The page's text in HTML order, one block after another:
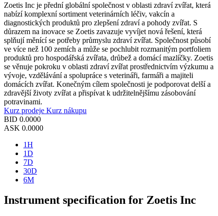
Zoetis Inc je přední globální společnost v oblasti zdraví zvířat, která
nabízí komplexní sortiment veterinárních léčiv, vakcín a
diagnostických produktů pro zlepšení zdraví a pohody zvířat. S
důrazem na inovace se Zoetis zavazuje vyvíjet nová řešení, která
splňují měnící se potřeby průmyslu zdraví zvířat. Společnost působí
ve více než 100 zemích a může se pochlubit rozmanitým portfoliem
produktů pro hospodářská zvířata, drůbež a domácí mazlíčky. Zoetis
se věnuje pokroku v oblasti zdraví zvířat prostřednictvím výzkumu a
vývoje, vzdělávání a spolupráce s veterináři, farmáři a majiteli
domácích zvířat. Konečným cílem společnosti je podporovat delší a
zdravější životy zvířat a přispívat k udržitelnějšímu zásobování
potravinami.
Kurz prodeje Kurz nákupu
BID 0.0000
ASK 0.0000
1H
1D
7D
30D
6M
Instrument specification for Zoetis Inc